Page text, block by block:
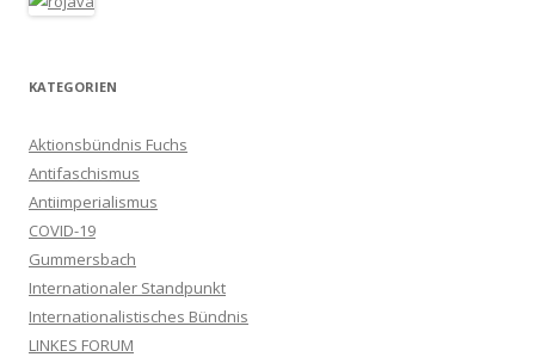
KATEGORIEN
Aktionsbündnis Fuchs
Antifaschismus
Antiimperialismus
COVID-19
Gummersbach
Internationaler Standpunkt
Internationalistisches Bündnis
LINKES FORUM